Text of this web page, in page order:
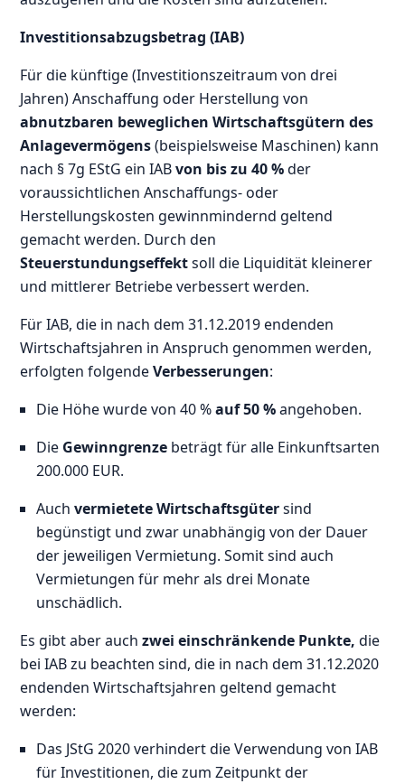
Investitionsabzugsbetrag (IAB)
Für die künftige (Investitionszeitraum von drei
Jahren) Anschaffung oder Herstellung von
abnutzbaren beweglichen Wirtschaftsgütern des
Anlagevermögens(beispielsweise Maschinen) kann
nach § 7g EStG ein IABvon bis zu 40 %der
voraussichtlichen Anschaffungs- oder
Herstellungskosten gewinnmindernd geltend
gemacht werden. Durch den
Steuerstundungseffektsoll die Liquidität kleinerer
und mittlerer Betriebe verbessert werden.
Für IAB, die in nach dem 31.12.2019 endenden
Wirtschaftsjahren in Anspruch genommen werden,
erfolgten folgendeVerbesserungen:
Die Höhe wurde von 40 %auf 50 %angehoben.
Die Gewinngrenze beträgt für alle Einkunftsarten
200.000 EUR.
Auchvermietete Wirtschaftsgütersind
begünstigt und zwar unabhängig von der Dauer
der jeweiligen Vermietung. Somit sind auch
Vermietungen für mehr als drei Monate
unschädlich.
Es gibt aber auch zwei einschränkende Punkte, die
bei IAB zu beachten sind, die in nach dem 31.12.2020
endenden Wirtschaftsjahren geltend gemacht
werden:
Das JStG 2020 verhindert die Verwendung von IAB
für Investitionen, die zum Zeitpunkt der